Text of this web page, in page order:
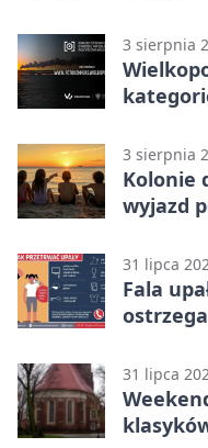
3 sierpnia
3 sierpnia
Kolonie
wyjazd
31 lipca
Fala
31 lipca